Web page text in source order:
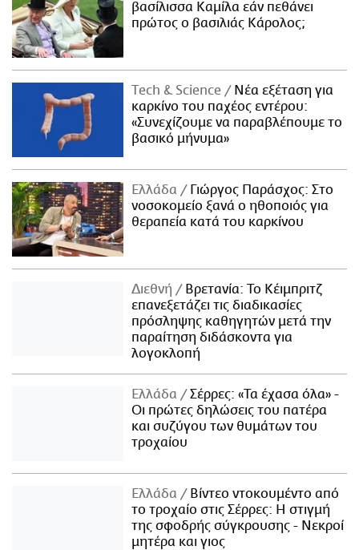
βασίλισσα Καμίλα εάν πεθάνει
πρώτος ο βασιλιάς Κάρολος;
Τech & Science
Νέα εξέταση για
καρκίνο του παχέος εντέρου:
«Συνεχίζουμε να παραβλέπουμε το
βασικό μήνυμα»
Ελλάδα
Γιώργος Παράσχος: Στο
νοσοκομείο ξανά ο ηθοποιός για
θεραπεία κατά του καρκίνου
Διεθνή
Βρετανία: Το Κέιμπριτζ
επανεξετάζει τις διαδικασίες
πρόσληψης καθηγητών μετά την
παραίτηση διδάσκοντα για
λογοκλοπή
Ελλάδα
Σέρρες: «Τα έχασα όλα» -
Οι πρώτες δηλώσεις του πατέρα
και συζύγου των θυμάτων του
τροχαίου
Ελλάδα
Βίντεο ντοκουμέντο από
το τροχαίο στις Σέρρες: Η στιγμή
της σφοδρής σύγκρουσης - Νεκροί
μητέρα και γιος